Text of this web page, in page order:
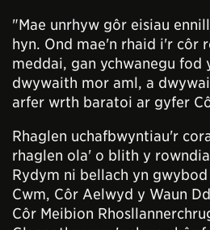
"Mae unrhyw gôr eisiau
hyn. Ond mae'n rhaid i'r côr
meddai, gan ychwanegu fod
dwywaith mor aml, a
arfer wrth baratoi ar gyfer
Rhaglen uchafbwyntiau'r
rhaglen ola' o blith y
Rydym ni bellach yn gwybod
Cwm, Côr Aelwyd y Waun
Côr Meibion